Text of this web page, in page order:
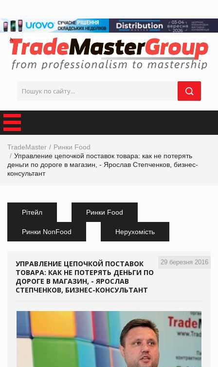
TradeMaster
Ринки Food
Управление цепочкой поставок товара: как не потерять
деньги по дороге в магазин, - Ярослав Степченков, бизнес-
консультант
Рітейл Ринки Food
Ринки NonFood Нерухомість
29 березня 2016
УПРАВЛЕНИЕ ЦЕПОЧКОЙ ПОСТАВОК
ТОВАРА: КАК НЕ ПОТЕРЯТЬ ДЕНЬГИ ПО
ДОРОГЕ В МАГАЗИН, - ЯРОСЛАВ
СТЕПЧЕНКОВ, БИЗНЕС-КОНСУЛЬТАНТ